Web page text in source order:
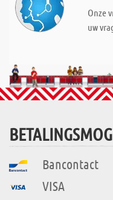
Onze
uw
Bancontact
VISA